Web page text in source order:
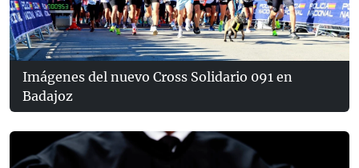
Imágenes del nuevo Cross Solidario 091 en
Badajoz